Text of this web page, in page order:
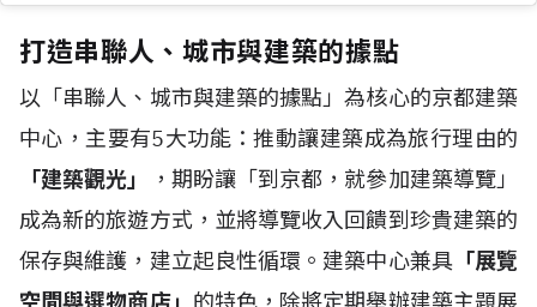
打造串聯人、城市與建築的據點
以「串聯人、城市與建築的據點」為核心的京都建築
中心，主要有5大功能：推動讓建築成為旅行理由的
「建築觀光」
，期盼讓「到京都，就參加建築導覽」
成為新的旅遊方式，並將導覽收入回饋到珍貴建築的
保存與維護，建立起良性循環。建築中心兼具「展覽